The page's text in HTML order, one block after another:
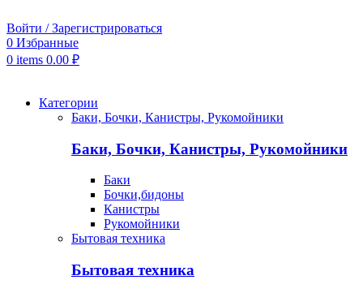
Войти / Зарегистрироваться
0 Избранные
0 items 0.00 ₽
Категории
Баки, Бочки, Канистры, Рукомойники
Баки, Бочки, Канистры, Рукомойники
Баки
Бочки,бидоны
Канистры
Рукомойники
Бытовая техника
Бытовая техника